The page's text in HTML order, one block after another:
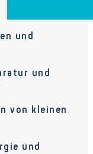
und
und
von kleinen
und